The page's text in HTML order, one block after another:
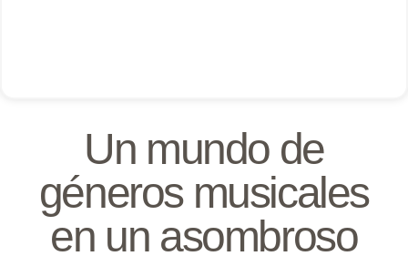
Un mundo de
géneros musicales
en un asombroso